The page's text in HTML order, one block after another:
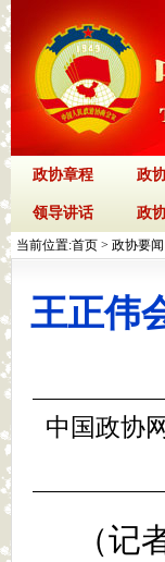
政协章程 政
领导讲话 政
当前位置:首页 > 政协要闻
王正伟
中国政协
（记